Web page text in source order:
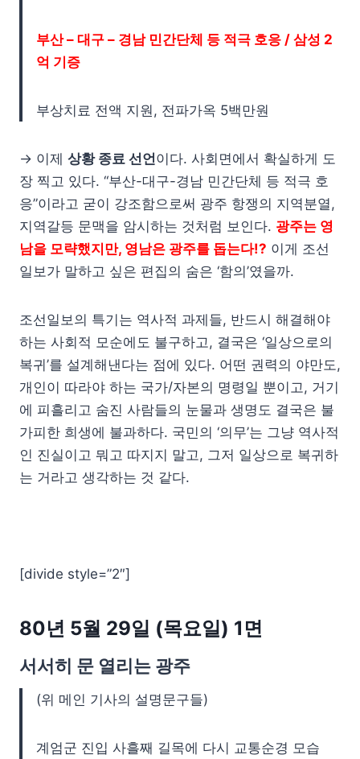
부산 – 대구 – 경남 민간단체 등 적극 호응 / 삼성 2
억 기증
부상치료 전액 지원, 전파가옥 5백만원
→ 이제 상황 종료 선언이다. 사회면에서 확실하게 도
장 찍고 있다. “부산-대구-경남 민간단체 등 적극 호
응”이라고 굳이 강조함으로써 광주 항쟁의 지역분열,
지역갈등 문맥을 암시하는 것처럼 보인다. 광주는 영
남을 모략했지만, 영남은 광주를 돕는다!? 이게 조선
일보가 말하고 싶은 편집의 숨은 ‘함의’였을까.
조선일보의 특기는 역사적 과제들, 반드시 해결해야
하는 사회적 모순에도 불구하고, 결국은 ‘일상으로의
복귀’를 설계해낸다는 점에 있다. 어떤 권력의 야만도,
개인이 따라야 하는 국가/자본의 명령일 뿐이고, 거기
에 피흘리고 숨진 사람들의 눈물과 생명도 결국은 불
가피한 희생에 불과하다. 국민의 ‘의무’는 그냥 역사적
인 진실이고 뭐고 따지지 말고, 그저 일상으로 복귀하
는 거라고 생각하는 것 같다.
[divide style=”2″]
80년 5월 29일 (목요일) 1면
서서히 문 열리는 광주
(위 메인 기사의 설명문구들)
계엄군 진입 사흘째 길목에 다시 교통순경 모습